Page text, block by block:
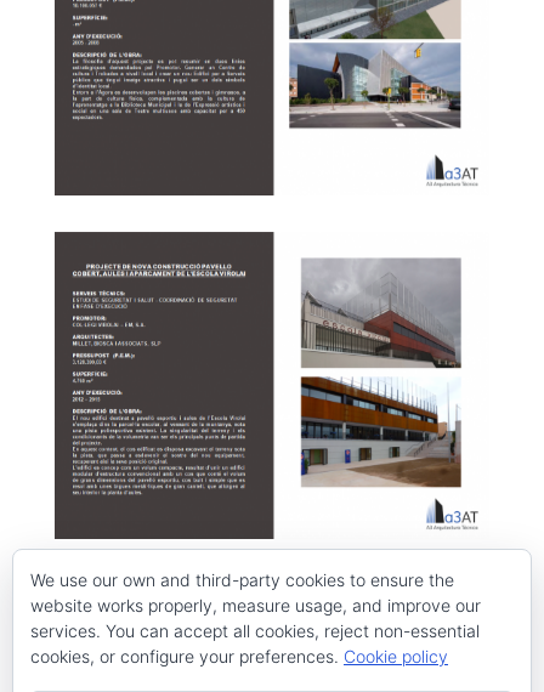
Complex Esportiu Maria Reverter de Barberà de
Vallès
Complex Esportiu i Cultural Montcada Aqua
We use our own and third-party cookies to ensure the
website works properly, measure usage, and improve our
services. You can accept all cookies, reject non-essential
cookies, or configure your preferences. Cookie policy